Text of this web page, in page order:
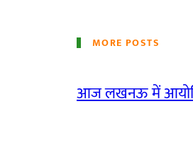
MORE POSTS
आज लखनऊ में